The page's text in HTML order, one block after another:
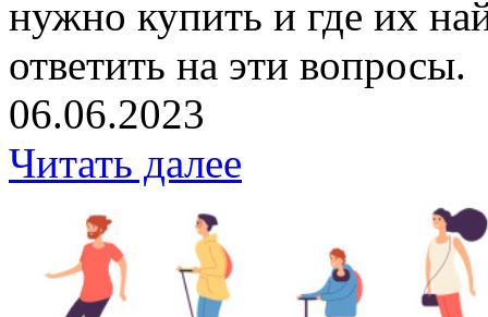
нужно купить и где их
ответить на эти вопросы.
06.06.2023
Читать далее